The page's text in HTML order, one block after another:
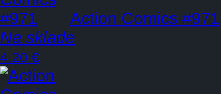
Action Comics #971
Na sklade
4.20 €